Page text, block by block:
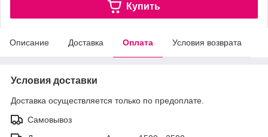
Купить
Описание Доставка Оплата Условия возврата
Условия доставки
Доставка осуществляется только по предоплате.
Самовывоз